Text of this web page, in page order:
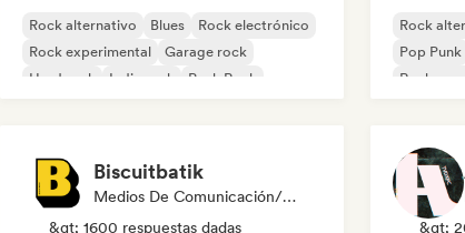
Rock alternativo Blues
Rock electrónico
Rock experimental
Garage rock
Hard rock
Indie rock Punk Rock
Rock
Pop Punk
Rock
Biscuitbatik
Medios De Comunicación/Periodista
&gt; 1600 respuestas dadas
&gt;